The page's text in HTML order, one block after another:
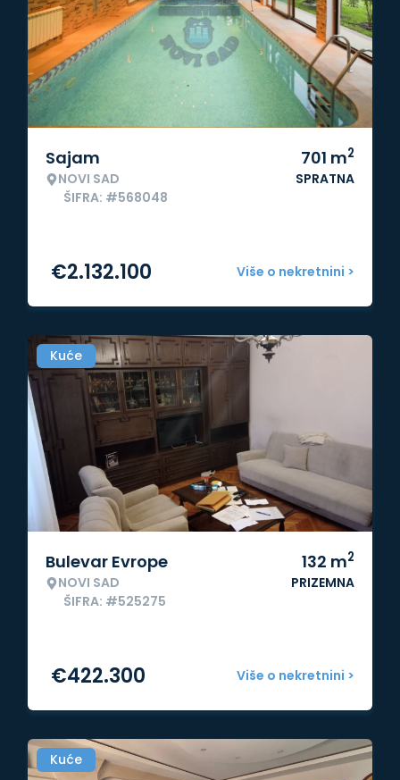
Sajam
NOVI SAD
ŠIFRA: #568048
701 m2
SPRATNA
Više o nekretnini >
€2.132.100
Kuće
Bulevar Evrope
NOVI SAD
ŠIFRA: #525275
132 m2
PRIZEMNA
Više o nekretnini >
€422.300
Kuće